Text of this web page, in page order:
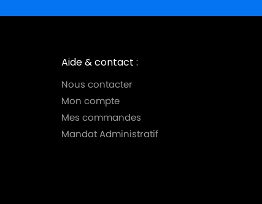
Aide & contact :
Nous contacter
Mon compte
Mes commandes
Mandat Administratif